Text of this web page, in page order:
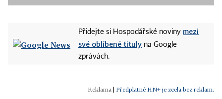
Přidejte si Hospodářské noviny mezi
své oblíbené tituly na Google
zprávách.
Předplatné HN+ je zcela bez reklam.